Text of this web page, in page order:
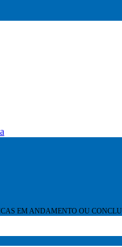
EM ANDAMENTO OU